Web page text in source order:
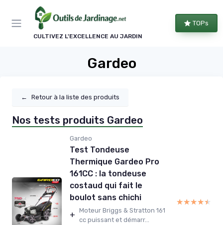
CULTIVEZ L'EXCELLENCE AU JARDIN
TOPs
Gardeo
← Retour à la liste des produits
Nos tests produits Gardeo
Gardeo
Test Tondeuse
Thermique Gardeo Pro
161CC : la tondeuse
costaud qui fait le
boulot sans chichi
+ Moteur Briggs & Stratton 161
cc puissant et démarr...
★★★★★
★★★★★
Panneau de gestion des cookies